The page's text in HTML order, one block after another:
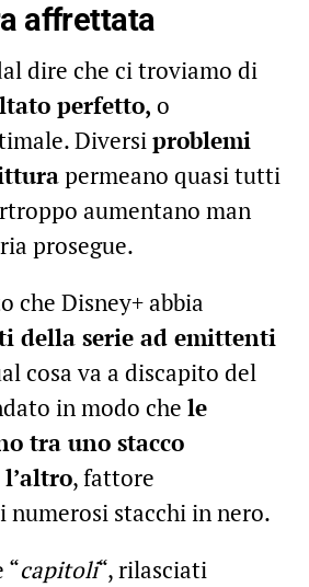
affrettata
dire che ci troviamo di
perfetto, o
Diversiproblemi
permeano quasi tutti
aumentano man
prosegue.
che Disney+ abbia
della serie ad emittenti
cosa va a discapito del
in modo che le
tra uno stacco
, fattore
numerosi stacchi in nero.
“capitoli“, rilasciati